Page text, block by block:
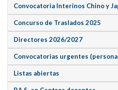
Convocatoria Interinos Chino y
Concurso de Traslados 2025
Directores 2026/2027
Convocatorias urgentes
Listas abiertas